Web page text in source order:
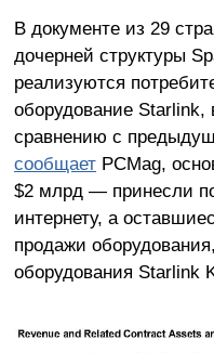
В документе из 29
дочерней структуры
реализуются
оборудование Starlink,
сравнению с
сообщаетPCMag,
$2 млрд — принесли
интернету, а
продажи
оборудования Starlink